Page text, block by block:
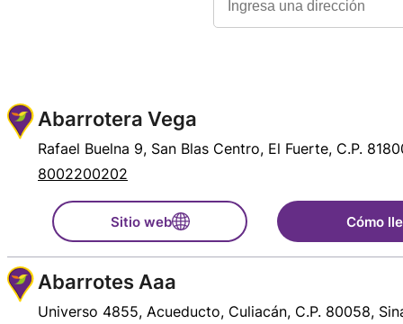
Abarrotera Vega
Rafael Buelna 9, San Blas Centro, El Fuerte, C.P.
8002200202
Sitio web Cómo
Abarrotes Aaa
Universo 4855, Acueducto, Culiacán, C.P. 80058,